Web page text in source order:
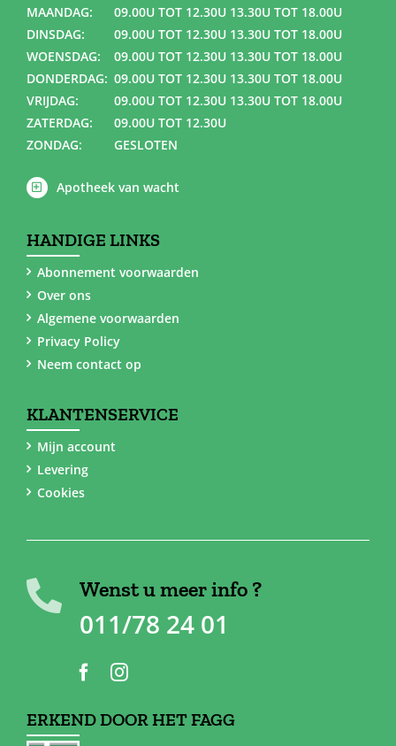
MAANDAG:
09.00U TOT 12.30U 13.30U TOT 18.00U
DINSDAG:
09.00U TOT 12.30U 13.30U TOT 18.00U
WOENSDAG:
09.00U TOT 12.30U 13.30U TOT 18.00U
DONDERDAG: 09.00U TOT 12.30U 13.30U TOT 18.00U
VRIJDAG:
09.00U TOT 12.30U 13.30U TOT 18.00U
ZATERDAG:
09.00U TOT 12.30U
ZONDAG:
GESLOTEN
Apotheek van wacht
HANDIGE LINKS
Abonnement voorwaarden
Over ons
Algemene voorwaarden
Privacy Policy
Neem contact op
KLANTENSERVICE
Mijn account
Levering
Cookies
Wenst u meer info ?
011/78 24 01
ERKEND DOOR HET FAGG